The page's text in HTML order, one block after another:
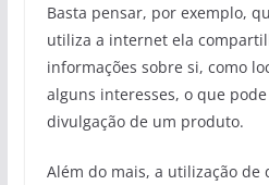
Basta pensar, por exemplo,
utiliza a internet ela
informações sobre si, como
alguns interesses, o que
divulgação de um produto.
Além do mais, a utilização de